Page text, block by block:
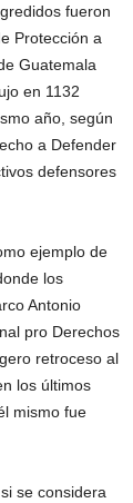
fueron
Protección a
Guatemala
en 1132
año, según
a Defender
defensores
ejemplo de
los
Antonio
pro Derechos
retroceso al
los últimos
mismo fue
se considera